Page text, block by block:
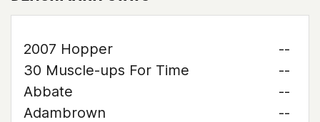
2007 Hopper
--
30 Muscle-ups For Time
--
Abbate
--
Adambrown
--